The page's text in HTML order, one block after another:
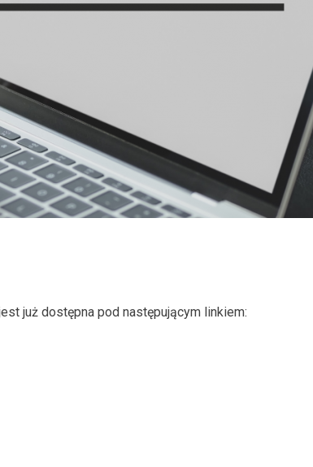
już dostępna pod następującym linkiem: